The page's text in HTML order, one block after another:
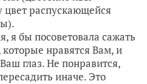
цвет распускающейся
я бы посоветовала сажать
которые нравятся Вам, и
глаз. Не понравится,
иначе. Это